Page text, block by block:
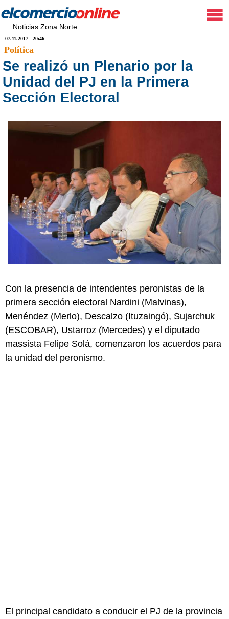
Noticias Zona Norte
07.11.2017 - 20:46
Política
Se realizó un Plenario por la
Unidad del PJ en la Primera
Sección Electoral
Con la presencia de intendentes peronistas de la
primera sección electoral Nardini (Malvinas),
Menéndez (Merlo), Descalzo (Ituzaingó), Sujarchuk
(ESCOBAR), Ustarroz (Mercedes) y el diputado
massista Felipe Solá, comenzaron los acuerdos para
la unidad del peronismo.
El principal candidato a conducir el PJ de la provincia